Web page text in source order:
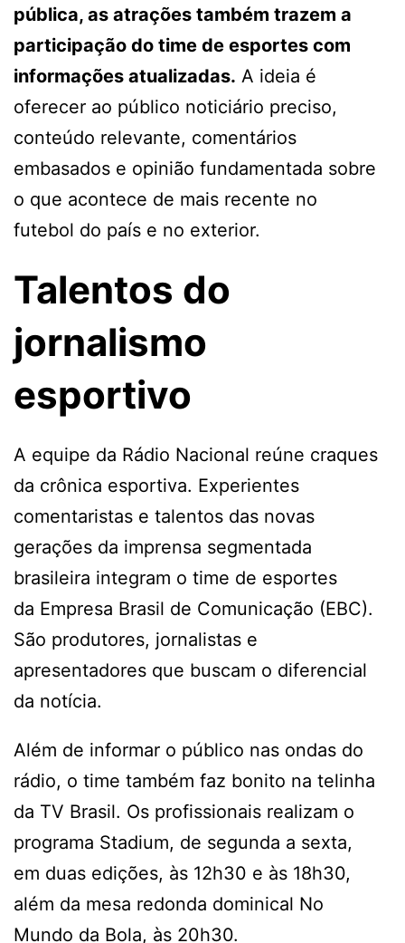
pública, as atrações também trazem a
participação do time de esportes com
informações atualizadas. A ideia é
oferecer ao público noticiário preciso,
conteúdo relevante, comentários
embasados e opinião fundamentada sobre
o que acontece de mais recente no
futebol do país e no exterior.
Talentos do
jornalismo
esportivo
A equipe da Rádio Nacional reúne craques
da crônica esportiva. Experientes
comentaristas e talentos das novas
gerações da imprensa segmentada
brasileira integram o time de esportes
da Empresa Brasil de Comunicação (EBC).
São produtores, jornalistas e
apresentadores que buscam o diferencial
da notícia.
Além de informar o público nas ondas do
rádio, o time também faz bonito na telinha
da TV Brasil. Os profissionais realizam o
programa Stadium, de segunda a sexta,
em duas edições, às 12h30 e às 18h30,
além da mesa redonda dominical No
Mundo da Bola, às 20h30.